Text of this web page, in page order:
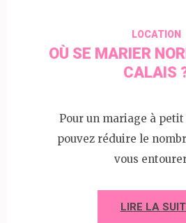
LOCATION
OÙ SE MARIER
CALAIS
Pour un mariage à petit
pouvez réduire le
vous
LIRE LA